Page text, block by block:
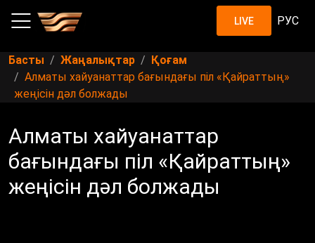
LIVE РУС
Басты Жаңалықтар
Қоғам
Алматы хайуанаттар бағындағы піл «Қайраттың»
жеңісін дәл болжады
Алматы хайуанаттар
бағындағы піл «Қайраттың»
жеңісін дәл болжады